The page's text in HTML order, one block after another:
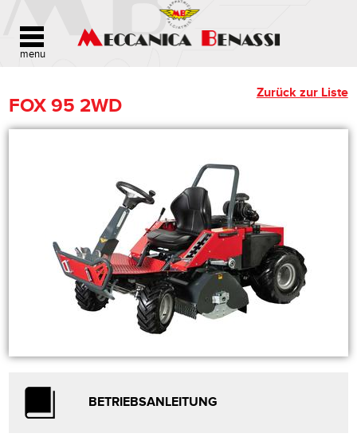
FOX 95 2WD
Zurück zur Liste
BETRIEBSANLEITUNG